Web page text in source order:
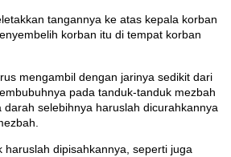
tangannya ke atas kepala korban
korban itu di tempat korban
mengambil dengan jarinya sedikit dari
pada tanduk-tanduk mezbah
darah selebihnya haruslah dicurahkannya
haruslah dipisahkannya, seperti juga